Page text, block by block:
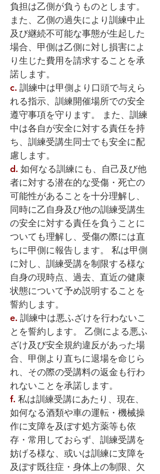
負担は乙側が負うものとします。
また、乙側の過失により訓練中止
及び継続不可能な事態が生起した
場合、甲側は乙側に対し損害によ
り生じた費用を請求することを承
諾します。
c. 訓練中は甲側より口頭で与えら
れる指示、訓練開催場所での安全
遵守事項を守ります。 また、訓練
中は各自が安全に対する責任を持
ち、訓練受講生同士でも安全に配
慮します。
d. 如何なる訓練にも、自己及び他
者に対する潜在的な受傷・死亡の
可能性があることを十分理解し、
同時に乙自身及び他の訓練受講生
の安全に対する責任を負うことに
ついても理解し、受傷の際には直
ちに甲側に報告します。 私は甲側
に対し、訓練受講を制限する様な
自身の現時点、過去、直近の健康
状態について予め説明することを
誓約します。
e. 訓練中は悪ふざけを行わないこ
とを誓約します。 乙側による悪ふ
ざけ及び安全規約違反があった場
合、甲側より直ちに退場を命じら
れ、その際の受講料の返金も行わ
れないことを承諾します。
f. 私は訓練受講にあたり、現在、
如何なる酒類や車の運転・機械操
作に支障を及ぼす処方薬等も依
存・常用しておらず、訓練受講を
妨げる様な、或いは訓練に支障を
及ぼす既往症・身体上の制限、欠